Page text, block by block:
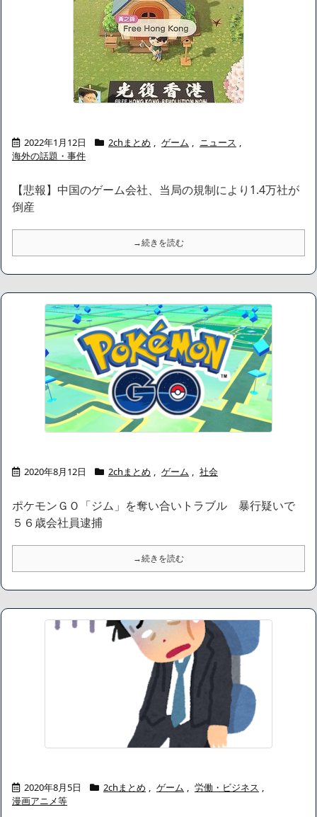
2022年1月12日 2chまとめ , ゲーム , ニュース ,
海外の話題・事件
【悲報】中国のゲーム会社、当局の規制により1.4万社が
倒産
→続きを読む
2020年8月12日 2chまとめ , ゲーム , 社会
ポケモンＧＯ「ジム」を奪い合いトラブル 暴行疑いで
５６歳会社員逮捕
→続きを読む
2020年8月5日 2chまとめ , ゲーム , 労働・ビジネス ,
漫画アニメ等